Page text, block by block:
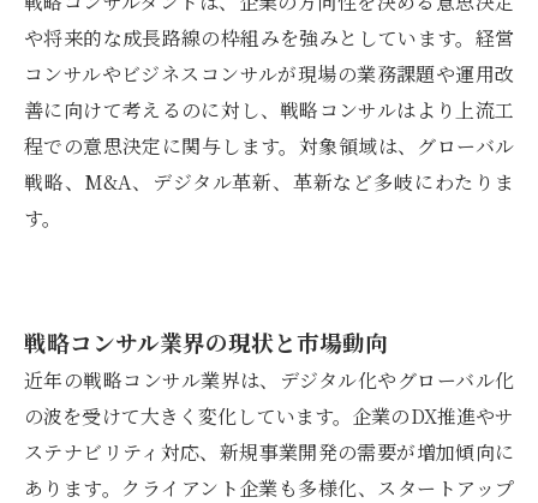
や将来的な成長路線の枠組みを強みとしています。経営
コンサルやビジネスコンサルが現場の業務課題や運用改
善に向けて考えるのに対し、戦略コンサルはより上流工
程での意思決定に関与します。対象領域は、グローバル
戦略、M&A、デジタル革新、革新など多岐にわたりま
す。
戦略コンサル業界の現状と市場動向
近年の戦略コンサル業界は、デジタル化やグローバル化
の波を受けて大きく変化しています。企業のDX推進やサ
ステナビリティ対応、新規事業開発の需要が増加傾向に
あります。クライアント企業も多様化、スタートアップ